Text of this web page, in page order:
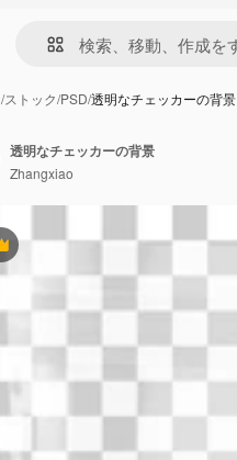
/ストック/PSD/透明なチェッカーの背景
Premium
透明なチェッカーの背景
Zhangxiao